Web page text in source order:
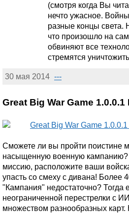
(смотря когда Вы
нечто ужасное.
разные концы света.
что произошло на
обвиняют все
стремятся
30 мая 2014 ---
Great Big War Game 1.0.0.1
Сможете ли вы пройти поистине
насыщенную военную кампанию?
миссию, расположите ваши
упасть со смеху с дивана! Более
"Кампания" недостаточно? Тогда
неограниченной перестрелки с
множеством разнообразных